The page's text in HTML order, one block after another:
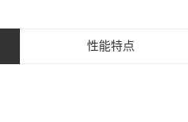
性能特点